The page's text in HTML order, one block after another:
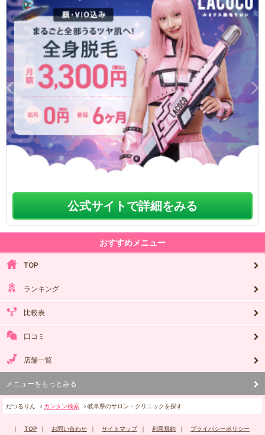
公式サイトで詳細をみる
おすすめメニュー
TOP
ランキング
比較表
口コミ
店舗一覧
メニューをもっとみる
だつるりん カンタン検索 岐阜県のサロン・クリニックを探す
TOP お問い合わせ サイトマップ 利用規約 プライバシーポリシー